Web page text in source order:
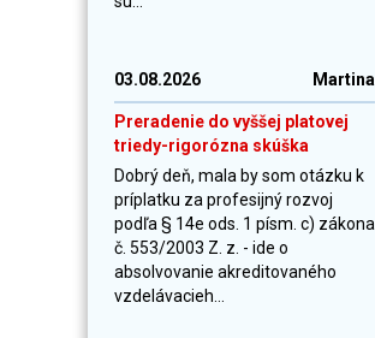
03.08.2026 Martina
Preradenie do vyššej platovej
triedy-rigorózna skúška
Dobrý deň, mala by som otázku k
príplatku za profesijný rozvoj
podľa § 14e ods. 1 písm. c) zákona
č. 553/2003 Z. z. - ide o
absolvovanie akreditovaného
vzdelávacieh...